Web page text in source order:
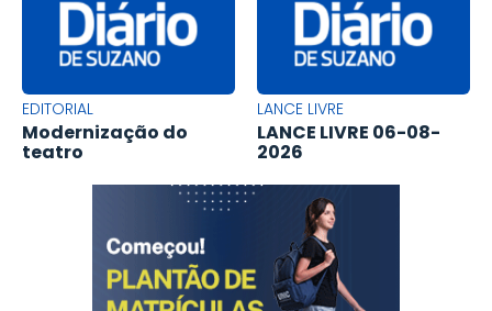
EDITORIAL
Modernização do
teatro
LANCE LIVRE
LANCE LIVRE 06-08-
2026